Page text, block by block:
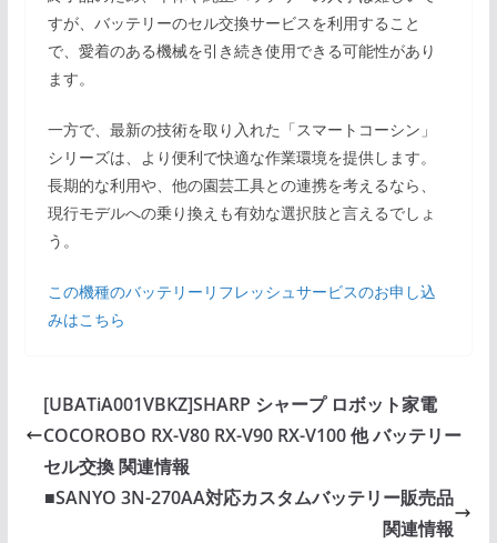
すが、バッテリーのセル交換サービスを利用すること
で、愛着のある機械を引き続き使用できる可能性があり
ます。
一方で、最新の技術を取り入れた「スマートコーシン」
シリーズは、より便利で快適な作業環境を提供します。
長期的な利用や、他の園芸工具との連携を考えるなら、
現行モデルへの乗り換えも有効な選択肢と言えるでしょ
う。
この機種のバッテリーリフレッシュサービスのお申し込
みはこちら
[UBATiA001VBKZ]SHARP シャープ ロボット家電
COCOROBO RX-V80 RX-V90 RX-V100 他 バッテリー
セル交換 関連情報
■SANYO 3N-270AA対応カスタムバッテリー販売品
関連情報